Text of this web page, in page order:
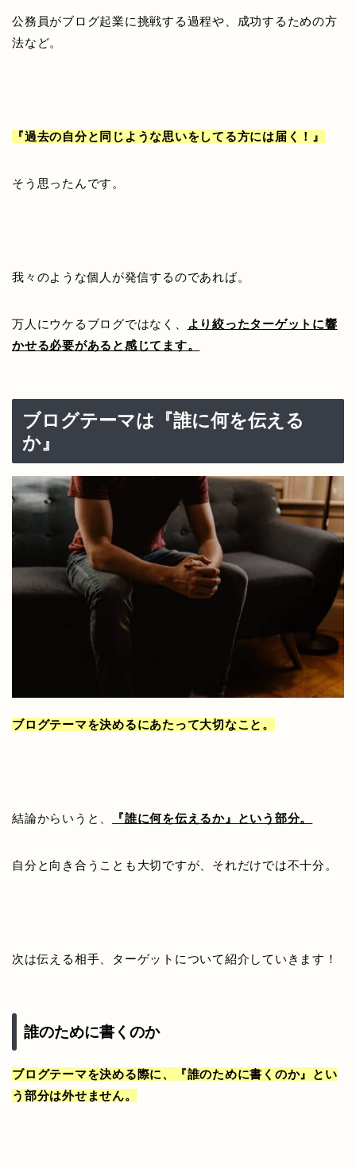
公務員がブログ起業に挑戦する過程や、成功するための方
法など。
『過去の自分と同じような思いをしてる方には届く！』
そう思ったんです。
我々のような個人が発信するのであれば。
万人にウケるブログではなく、
より絞ったターゲットに響
かせる必要があると感じてます。
ブログテーマは『誰に何を伝える
か』
ブログテーマを決めるにあたって大切なこと。
結論からいうと、 『誰に何を伝えるか』という部分。
自分と向き合うことも大切ですが、それだけでは不十分。
次は伝える相手、ターゲットについて紹介していきます！
誰のために書くのか
ブログテーマを決める際に、『誰のために書くのか』とい
う部分は外せません。